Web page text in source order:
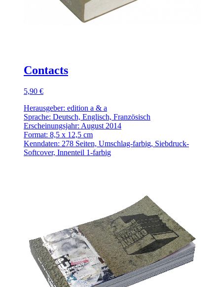
Contacts
5,90 €
Herausgeber: edition a & a
Sprache: Deutsch, Englisch, Französisch
Erscheinungsjahr: August 2014
Format: 8,5 x 12,5 cm
Kenndaten: 278 Seiten, Umschlag-farbig, Siebdruck-
Softcover, Innenteil 1-farbig